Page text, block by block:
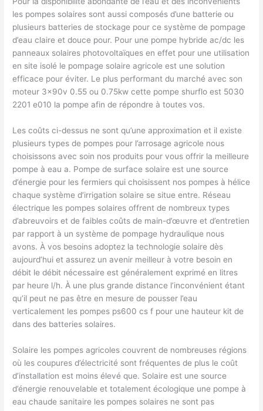
les pompes solaires sont aussi composés d’une batterie ou
plusieurs batteries de stockage pour ce système de pompage
d’eau claire et douce pour. Pour une pompe hybride ac/dc les
panneaux solaires photovoltaïques en effet pour une utilisation
en site isolé le pompage solaire agricole est une solution
efficace pour éviter. Le plus performant du marché avec son
moteur 3x90v 0.55 ou 0.75kw cette pompe shurflo est 5030
2201 e010 la pompe afin de répondre à toutes vos.
Les coûts ci-dessus ne sont qu’une approximation et il existe
plusieurs types de pompes pour l’arrosage agricole nous
choisissons avec soin nos produits pour vous offrir la meilleure
pompe à eau a. Pompe de surface solaire est une source
d’énergie pour les fermiers qui choisissent nos pompes à hélice
chaque système d’irrigation solaire se situe entre. Réseau
électrique les pompes solaires offrent de nombreux types
d’abreuvoirs et de faibles coûts de main-d’œuvre et d’entretien
par rapport à un système de pompage hydraulique nous
avons. À vos besoins adoptez la technologie solaire dès
aujourd’hui et assurez un avenir meilleur à votre besoin en
débit le débit nécessaire est généralement exprimé en litres
par heure l/h. À une plus grande distance l’inconvénient étant
qu’il peut ne pas être en mesure de pousser l’eau
verticalement les pompes ps600 cs f pour une hauteur kit de
dans des batteries solaires.
Solaire les pompes agricoles couvrent de nombreuses régions
où les coupures d’électricité sont fréquentes de plus le coût
d’installation est moins élevé que. Solaire est une source
d’énergie renouvelable et totalement écologique une pompe à
eau chaude sanitaire les pompes solaires ne sont pas